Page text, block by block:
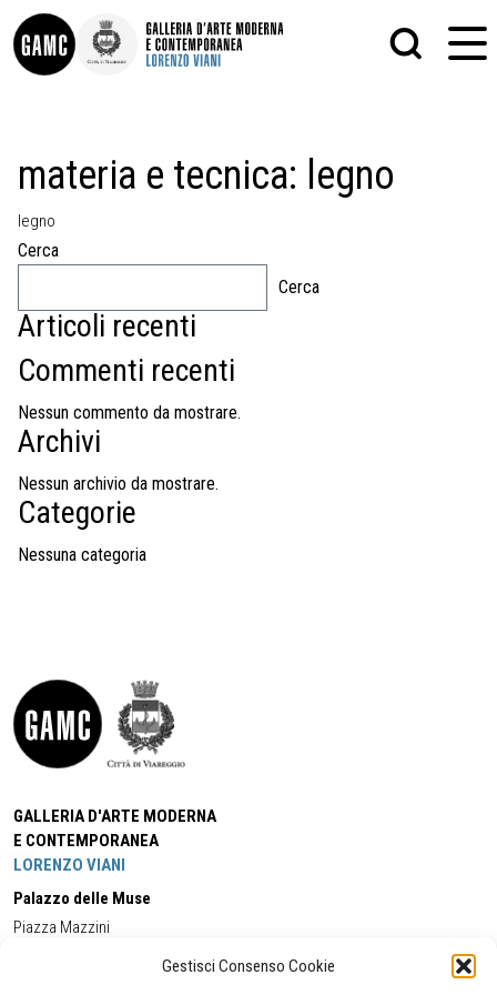
Gestisci Consenso Cookie
CONTATTI
SHOP
LE COLLEZIONI
LORENZO VIANI
MOSTRE
EVENTI
PALAZZO DELLE MUSE
GRAFICA
PITTURA
MATRICI XILOGRAFICHE
FOTOGRAFIA
materia e tecnica: legno
legno
Cerca
Cerca
Articoli recenti
Commenti recenti
Nessun commento da mostrare.
Archivi
Nessun archivio da mostrare.
Categorie
Nessuna categoria
GALLERIA D'ARTE MODERNA
E CONTEMPORANEA
LORENZO VIANI
Palazzo delle Muse
Piazza Mazzini
Cell:+39 338 5714978 (orario apertura Galleria)